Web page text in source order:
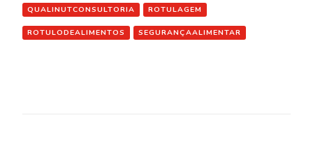
QUALINUTCONSULTORIA ROTULAGEM
ROTULODEALIMENTOS SEGURANÇAALIMENTAR